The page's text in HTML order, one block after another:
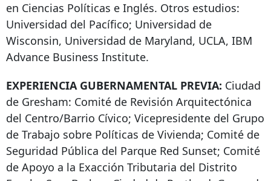
en Ciencias Políticas e Inglés. Otros estudios:
Universidad del Pacífico; Universidad de
Wisconsin, Universidad de Maryland, UCLA, IBM
Advance Business Institute.
EXPERIENCIA GUBERNAMENTAL PREVIA: Ciudad
de Gresham: Comité de Revisión Arquitectónica
del Centro/Barrio Cívico; Vicepresidente del Grupo
de Trabajo sobre Políticas de Vivienda; Comité de
Seguridad Pública del Parque Red Sunset; Comité
de Apoyo a la Exacción Tributaria del Distrito